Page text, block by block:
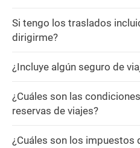
Si tengo los traslados
dirigirme?
¿Incluye algún seguro de
¿Cuáles son las
reservas de viajes?
¿Cuáles son los impuestos